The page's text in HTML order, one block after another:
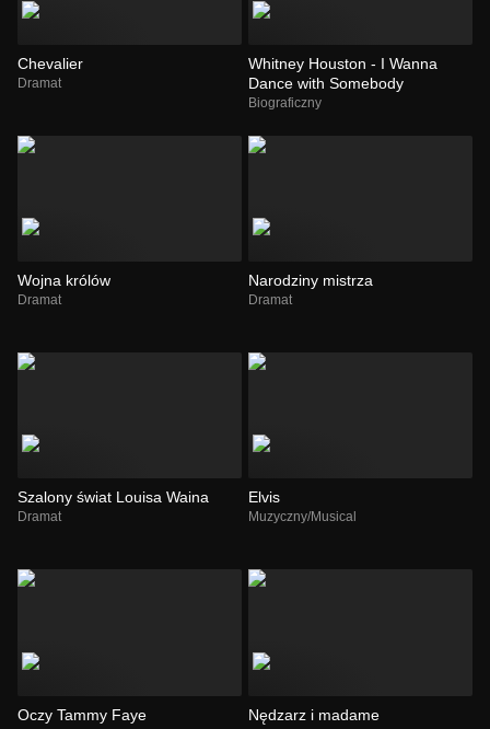
Chevalier
Dramat
Whitney Houston - I Wanna
Dance with Somebody
Biograficzny
Wojna królów
Dramat
Narodziny mistrza
Dramat
Szalony świat Louisa Waina
Dramat
Elvis
Muzyczny/Musical
Oczy Tammy Faye Nędzarz i madame